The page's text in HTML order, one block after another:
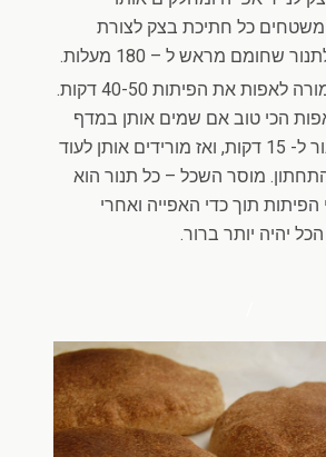
כל חתיכת בצק לצורת
שחומם מראש ל – 180 מעלות.
המתכון המקורי מורה לאפות את הפיתות 40-50 דקות.
הכי טוב אם שמים אותן במדף
האמצעי של התנור ל- 15 דקות, ואז מורידים אותן לעוד
התחתון. מוסר השכל – כל תנור הוא
תוך כדי האפייה ואחרי
יהיה יותר ברור.